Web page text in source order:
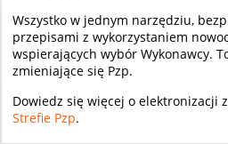
Wszystko w jednym narzędziu,
przepisami z wykorzystaniem
wspierających wybór Wykonawcy.
zmieniające się Pzp.
Dowiedz się więcej o elektronizacji
Strefie Pzp.